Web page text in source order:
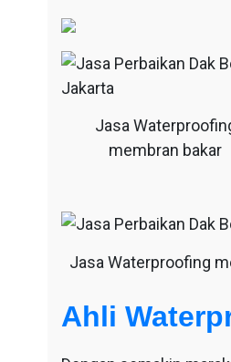
Jasa
membran bakar
Jasa Waterproofing
Ahli